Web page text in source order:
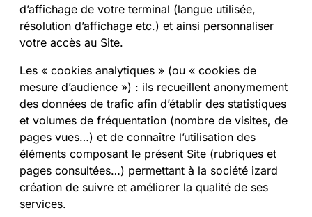
d’affichage de votre terminal (langue utilisée,
résolution d’affichage etc.) et ainsi personnaliser
votre accès au Site.
Les « cookies analytiques » (ou « cookies de
mesure d’audience ») : ils recueillent anonymement
des données de trafic afin d’établir des statistiques
et volumes de fréquentation (nombre de visites, de
pages vues…) et de connaître l’utilisation des
éléments composant le présent Site (rubriques et
pages consultées…) permettant à la société izard
création de suivre et améliorer la qualité de ses
services.